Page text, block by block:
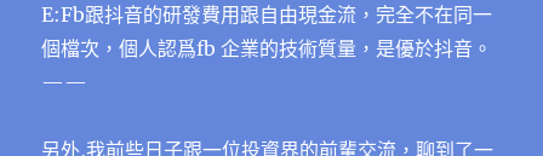
E:Fb跟抖音的研發費用跟自由現金流，完全不在同一
個檔次，個人認爲fb 企業的技術質量，是優於抖音。
——
另外,我前些日子跟一位投資界的前輩交流，聊到了一